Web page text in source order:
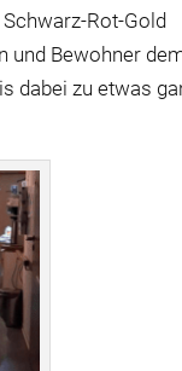
Rot-Gold
und Bewohner
dabei zu etwas